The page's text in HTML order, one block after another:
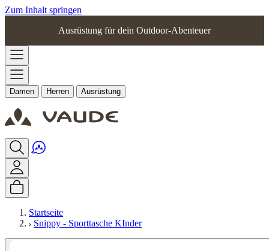
Zum Inhalt springen
Ausrüstung für dein Outdoor-Abenteuer
Damen Herren Ausrüstung
Startseite
Snippy - Sporttasche KInder